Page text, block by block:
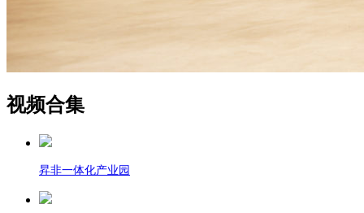
视频合集
昇非一体化产业园